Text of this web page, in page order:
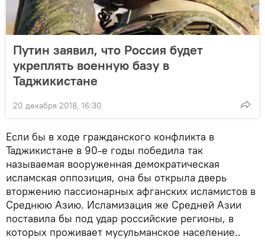
Путин заявил, что Россия будет
укреплять военную базу в
Таджикистане
20 декабря 2018, 16:30
Если бы в ходе гражданского конфликта в
Таджикистане в 90-е годы победила так
называемая вооруженная демократическая
исламская оппозиция, она бы открыла дверь
вторжению пассионарных афганских исламистов в
Среднюю Азию. Исламизация же Средней Азии
поставила бы под удар российские регионы, в
которых проживает мусульманское население..